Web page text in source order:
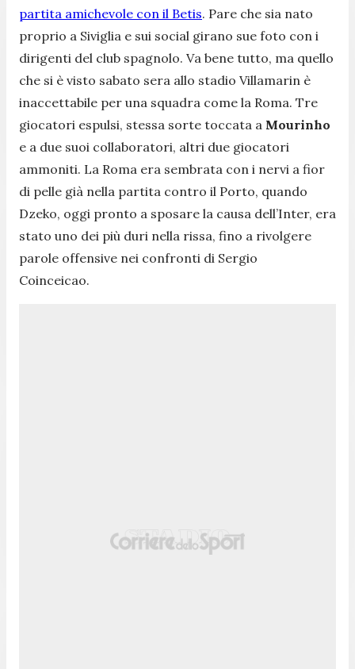
partita amichevole con il Betis. Pare che sia nato
proprio a Siviglia e sui social girano sue foto con i
dirigenti del club spagnolo. Va bene tutto, ma quello
che si è visto sabato sera allo stadio Villamarin è
inaccettabile per una squadra come la Roma. Tre
giocatori espulsi, stessa sorte toccata a Mourinho
e a due suoi collaboratori, altri due giocatori
ammoniti. La Roma era sembrata con i nervi a fior
di pelle già nella partita contro il Porto, quando
Dzeko, oggi pronto a sposare la causa dell’Inter, era
stato uno dei più duri nella rissa, fino a rivolgere
parole offensive nei confronti di Sergio
Coinceicao.